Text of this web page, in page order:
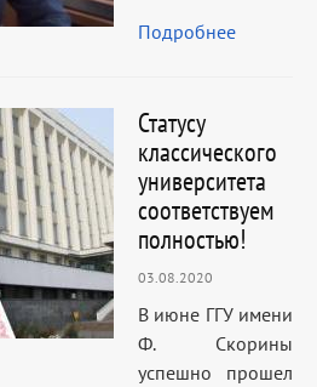
Подробнее
Статусу
классического
университета
соответствуем
полностью!
03.08.2020
В июне ГГУ имени
Ф. Скорины
успешно прошел